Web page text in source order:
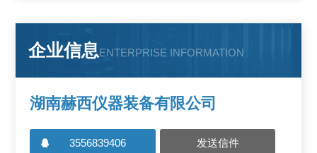
企业信息ENTERPRISE INFORMATION
湖南赫西仪器装备有限公司
3556839406 发送信件